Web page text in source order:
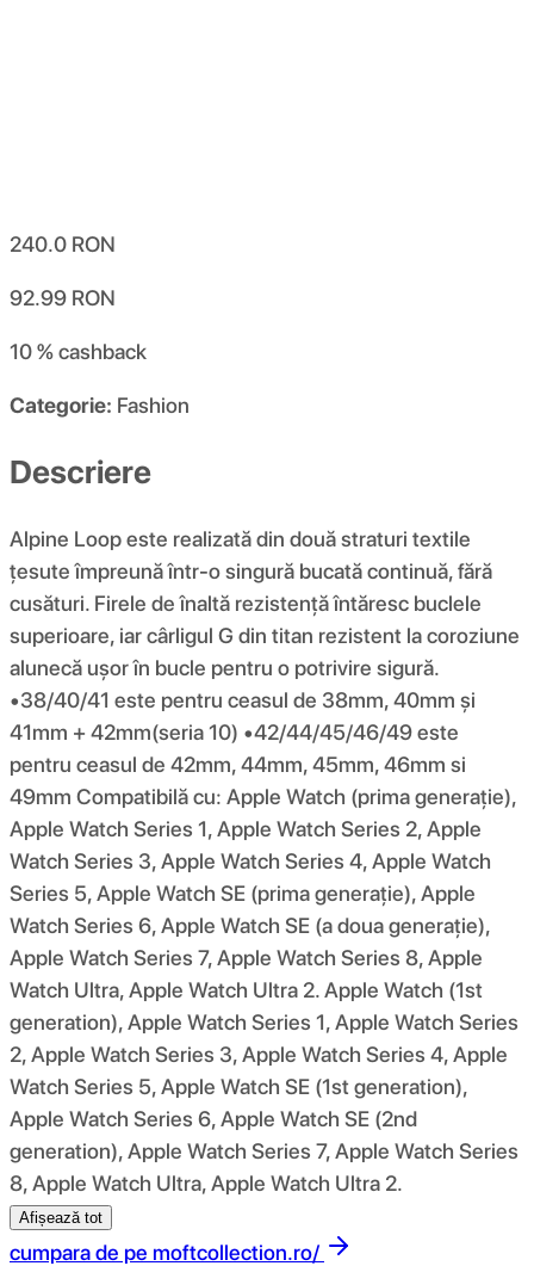
240.0 RON
92.99 RON
10 %cashback
Categorie: Fashion
Descriere
Alpine Loop este realizată din două straturi textile
țesute împreună într-o singură bucată continuă, fără
cusături. Firele de înaltă rezistență întăresc buclele
superioare, iar cârligul G din titan rezistent la coroziune
alunecă ușor în bucle pentru o potrivire sigură.
•38/40/41 este pentru ceasul de 38mm, 40mm și
41mm + 42mm(seria 10) •42/44/45/46/49 este
pentru ceasul de 42mm, 44mm, 45mm, 46mm si
49mm Compatibilă cu: Apple Watch (prima generație),
Apple Watch Series 1, Apple Watch Series 2, Apple
Watch Series 3, Apple Watch Series 4, Apple Watch
Series 5, Apple Watch SE (prima generație), Apple
Watch Series 6, Apple Watch SE (a doua generație),
Apple Watch Series 7, Apple Watch Series 8, Apple
Watch Ultra, Apple Watch Ultra 2. Apple Watch (1st
generation), Apple Watch Series 1, Apple Watch Series
2, Apple Watch Series 3, Apple Watch Series 4, Apple
Watch Series 5, Apple Watch SE (1st generation),
Apple Watch Series 6, Apple Watch SE (2nd
generation), Apple Watch Series 7, Apple Watch Series
8, Apple Watch Ultra, Apple Watch Ultra 2.
Afișează tot
cumpara de pe moftcollection.ro/